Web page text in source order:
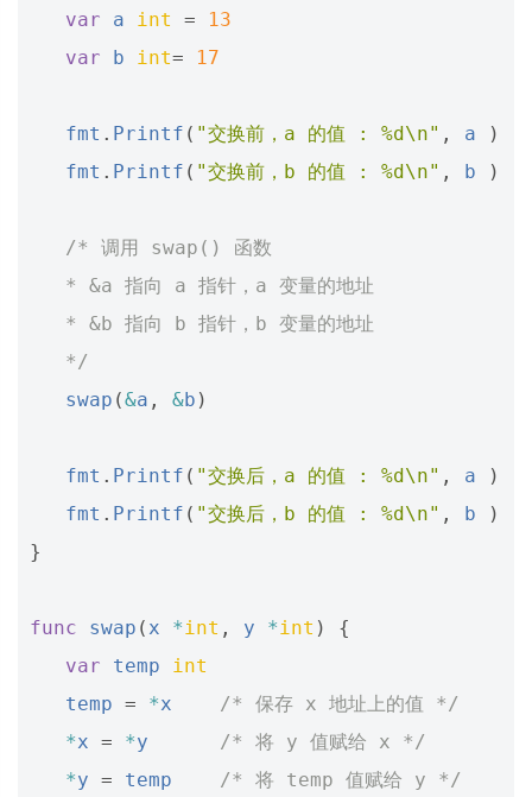
var
a int =
13
var
b int= 17
fmt . Printf ( "交换前，a 的值 : %d\n" , a
)
fmt . Printf ( "交换前，b 的值 : %d\n" , b )
/* 调用 swap() 函数
   * &a 指向 a 指针，a 变量的地址
   * &b 指向 b 指针，b 变量的地址
   */
swap (&a , &b )
fmt . Printf ( "交换后，a 的值 : %d\n" , a
)
fmt . Printf ( "交换后，b 的值 : %d\n" , b
)
}
func swap ( x *int , y *int )
{
var
temp
int
temp = *x
/* 保存 x 地址上的值 */
*x = *y
/* 将 y 值赋给 x */
*y = temp
/* 将 temp 值赋给 y */